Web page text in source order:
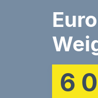
6